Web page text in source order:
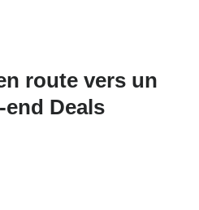
route vers un
Deals